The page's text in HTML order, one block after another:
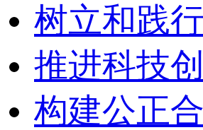
树立和践
推进科技
构建公正